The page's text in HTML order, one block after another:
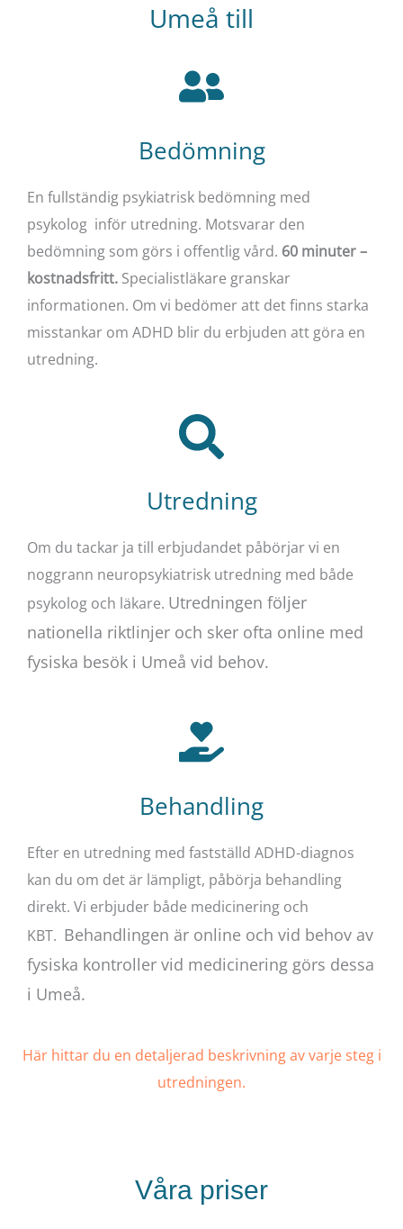
Umeå till
Bedömning
En fullständig psykiatrisk bedömning med
psykolog inför utredning. Motsvarar den
bedömning som görs i offentlig vård. 60 minuter –
kostnadsfritt. Specialistläkare granskar
informationen. Om vi bedömer att det finns starka
misstankar om ADHD blir du erbjuden att göra en
utredning.
Utredning
Om du tackar ja till erbjudandet påbörjar vi en
noggrann neuropsykiatrisk utredning med både
psykolog och läkare. Utredningen följer
nationella riktlinjer och sker ofta online med
fysiska besök i Umeå vid behov.
Behandling
Efter en utredning med fastställd ADHD-diagnos
kan du om det är lämpligt, påbörja behandling
direkt. Vi erbjuder både medicinering och
KBT. Behandlingen är online och vid behov av
fysiska kontroller vid medicinering görs dessa
i Umeå.
Här hittar du en detaljerad beskrivning av varje steg i
utredningen.
Våra priser